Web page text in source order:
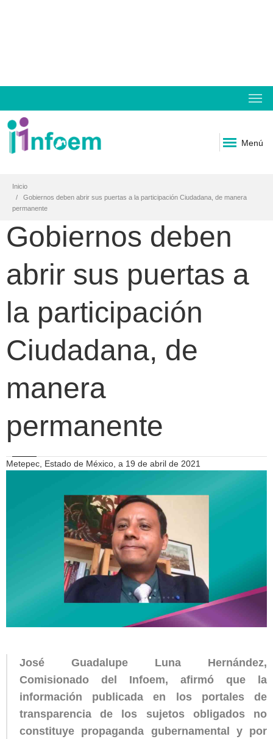
Menú
Inicio
Gobiernos deben abrir sus puertas a la participación Ciudadana, de manera
permanente
Gobiernos deben
abrir sus puertas a
la participación
Ciudadana, de
manera
permanente
Metepec, Estado de México, a 19 de abril de 2021
José Guadalupe Luna Hernández,
Comisionado del Infoem, afirmó que la
información publicada en los portales de
transparencia de los sujetos obligados no
constituye propaganda gubernamental y por